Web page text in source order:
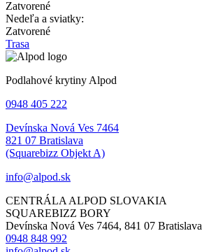
Zatvorené
Nedeľa a sviatky:
Zatvorené
Trasa
Podlahové krytiny Alpod
0948 405 222
Devínska Nová Ves 7464
821 07 Bratislava
(Squarebizz Objekt A)
info@alpod.sk
CENTRÁLA ALPOD SLOVAKIA
SQUAREBIZZ BORY
Devínska Nová Ves 7464, 841 07 Bratislava
0948 848 992